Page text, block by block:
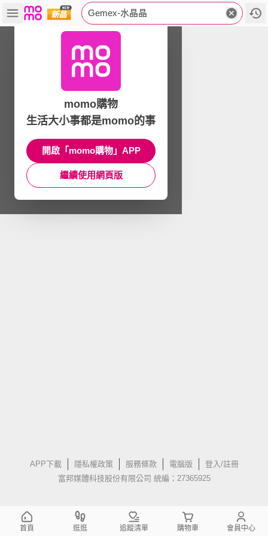
Gemex-水晶晶
APP下載 隱私權政策 服務條款 電腦版
登入/註冊
富邦媒體科技股份有限公司 統編：27365925
momo購物
生活大小事都是momo的事
開啟「momo購物」APP
繼續使用網頁版
首頁 逛逛 追蹤清單 購物車 會員中心